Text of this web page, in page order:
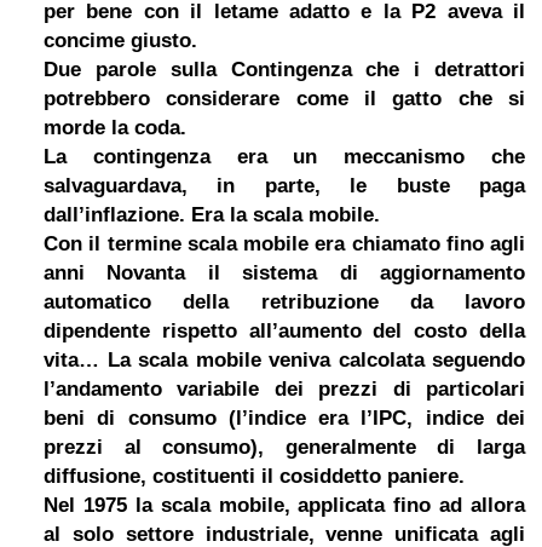
per bene con il letame adatto e la P2 aveva il
concime giusto.
Due parole sulla Contingenza che i detrattori
potrebbero considerare come il gatto che si
morde la coda.
La contingenza era un meccanismo che
salvaguardava, in parte, le buste paga
dall’inflazione. Era la scala mobile.
Con il termine scala mobile era chiamato fino agli
anni Novanta il sistema di aggiornamento
automatico della retribuzione da lavoro
dipendente rispetto all’aumento del costo della
vita… La scala mobile veniva calcolata seguendo
l’andamento variabile dei prezzi di particolari
beni di consumo (l’indice era l’IPC, indice dei
prezzi al consumo), generalmente di larga
diffusione, costituenti il cosiddetto paniere.
Nel 1975 la scala mobile, applicata fino ad allora
al solo settore industriale, venne unificata agli